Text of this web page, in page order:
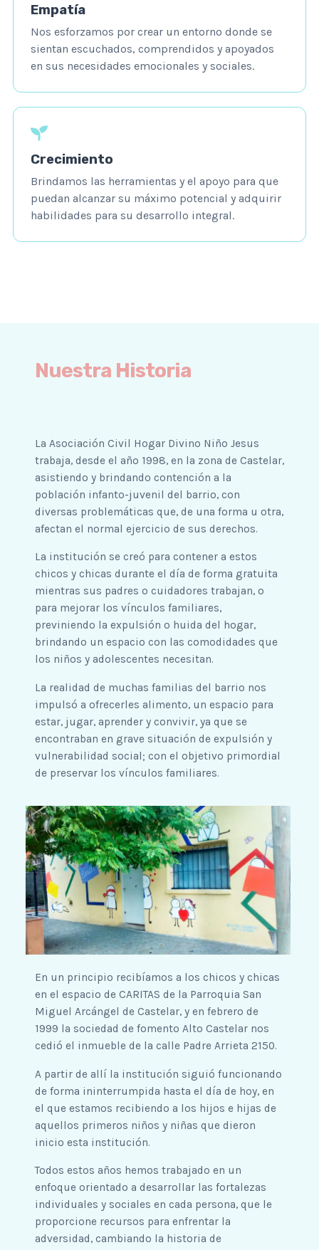
Empatía
Nos esforzamos por crear un entorno donde se
sientan escuchados, comprendidos y apoyados
en sus necesidades emocionales y sociales.
Crecimiento
Brindamos las herramientas y el apoyo para que
puedan alcanzar su máximo potencial y adquirir
habilidades para su desarrollo integral.
Nuestra Historia
La Asociación Civil Hogar Divino Niño Jesus
trabaja, desde el año 1998, en la zona de Castelar,
asistiendo y brindando contención a la
población infanto-juvenil del barrio, con
diversas problemáticas que, de una forma u otra,
afectan el normal ejercicio de sus derechos.
La institución se creó para contener a estos
chicos y chicas durante el día de forma gratuita
mientras sus padres o cuidadores trabajan, o
para mejorar los vínculos familiares,
previniendo la expulsión o huida del hogar,
brindando un espacio con las comodidades que
los niños y adolescentes necesitan.
La realidad de muchas familias del barrio nos
impulsó a ofrecerles alimento, un espacio para
estar, jugar, aprender y convivir, ya que se
encontraban en grave situación de expulsión y
vulnerabilidad social; con el objetivo primordial
de preservar los vínculos familiares.
En un principio recibíamos a los chicos y chicas
en el espacio de CARITAS de la Parroquia San
Miguel Arcángel de Castelar, y en febrero de
1999 la sociedad de fomento Alto Castelar nos
cedió el inmueble de la calle Padre Arrieta 2150.
A partir de allí la institución siguió funcionando
de forma ininterrumpida hasta el día de hoy, en
el que estamos recibiendo a los hijos e hijas de
aquellos primeros niños y niñas que dieron
inicio esta institución.
Todos estos años hemos trabajado en un
enfoque orientado a desarrollar las fortalezas
individuales y sociales en cada persona, que le
proporcione recursos para enfrentar la
adversidad, cambiando la historia de